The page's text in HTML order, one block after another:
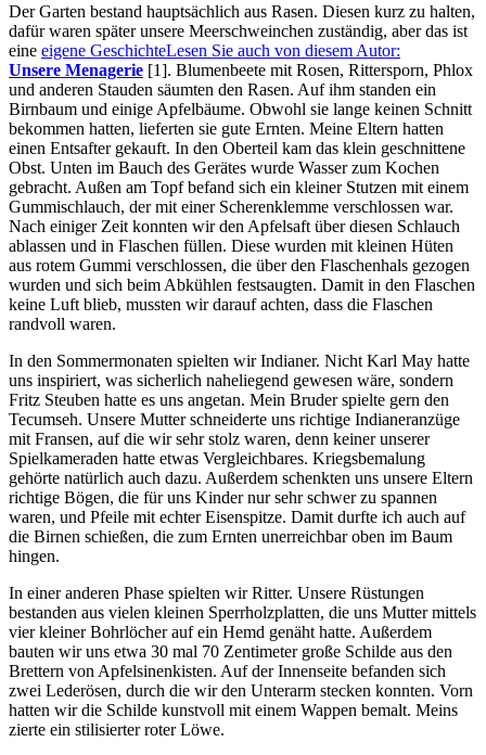
Der Garten bestand hauptsächlich aus Rasen. Diesen kurz zu halten,
dafür waren später unsere Meerschweinchen zuständig, aber das ist
eine eigene GeschichteLesen Sie auch von diesem Autor:
Unsere Menagerie [1]. Blumenbeete mit Rosen, Rittersporn, Phlox
und anderen Stauden säumten den Rasen. Auf ihm standen ein
Birnbaum und einige Apfelbäume. Obwohl sie lange keinen Schnitt
bekommen hatten, lieferten sie gute Ernten. Meine Eltern hatten
einen Entsafter gekauft. In den Oberteil kam das klein geschnittene
Obst. Unten im Bauch des Gerätes wurde Wasser zum Kochen
gebracht. Außen am Topf befand sich ein kleiner Stutzen mit einem
Gummischlauch, der mit einer Scherenklemme verschlossen war.
Nach einiger Zeit konnten wir den Apfelsaft über diesen Schlauch
ablassen und in Flaschen füllen. Diese wurden mit kleinen Hüten
aus rotem Gummi verschlossen, die über den Flaschenhals gezogen
wurden und sich beim Abkühlen festsaugten. Damit in den Flaschen
keine Luft blieb, mussten wir darauf achten, dass die Flaschen
randvoll waren.
In den Sommermonaten spielten wir Indianer. Nicht Karl May hatte
uns inspiriert, was sicherlich naheliegend gewesen wäre, sondern
Fritz Steuben hatte es uns angetan. Mein Bruder spielte gern den
Tecumseh. Unsere Mutter schneiderte uns richtige Indianeranzüge
mit Fransen, auf die wir sehr stolz waren, denn keiner unserer
Spielkameraden hatte etwas Vergleichbares. Kriegsbemalung
gehörte natürlich auch dazu. Außerdem schenkten uns unsere Eltern
richtige Bögen, die für uns Kinder nur sehr schwer zu spannen
waren, und Pfeile mit echter Eisenspitze. Damit durfte ich auch auf
die Birnen schießen, die zum Ernten unerreichbar oben im Baum
hingen.
In einer anderen Phase spielten wir Ritter. Unsere Rüstungen
bestanden aus vielen kleinen Sperrholzplatten, die uns Mutter mittels
vier kleiner Bohrlöcher auf ein Hemd genäht hatte. Außerdem
bauten wir uns etwa 30 mal 70 Zentimeter große Schilde aus den
Brettern von Apfelsinenkisten. Auf der Innenseite befanden sich
zwei Lederösen, durch die wir den Unterarm stecken konnten. Vorn
hatten wir die Schilde kunstvoll mit einem Wappen bemalt. Meins
zierte ein stilisierter roter Löwe.